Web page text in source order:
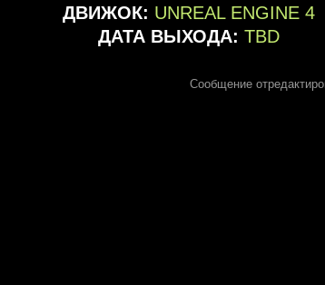
ДВИЖОК: UNREAL ENGINE 4
ДАТА ВЫХОДА: TBD
Сообщение